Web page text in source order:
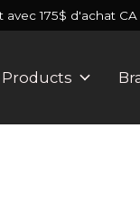
avec 175$ d'achat
Products